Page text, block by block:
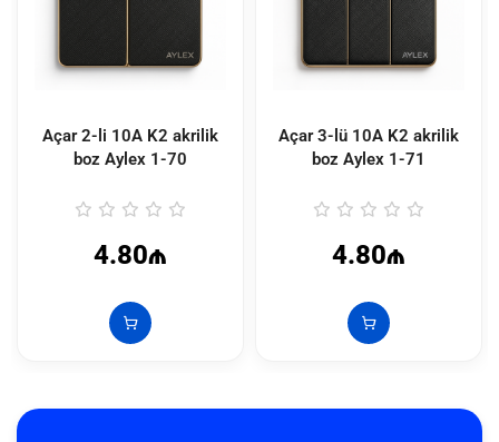
Açar 2-li 10A K2 akrilik
boz Aylex 1-70
4.80₼
Açar 3-lü 10A K2 akrilik
boz Aylex 1-71
4.80₼